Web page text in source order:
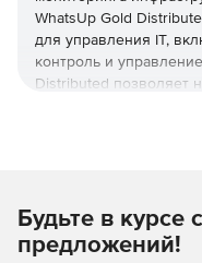
WhatsUp Gold
для управления IT,
контроль и
Distributed позволяет
WhatsUp Gold
о действиях в
операциями из единой
Будьте в
предложений!